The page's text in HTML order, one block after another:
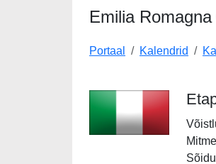
Emilia
Portaal Kalendrid